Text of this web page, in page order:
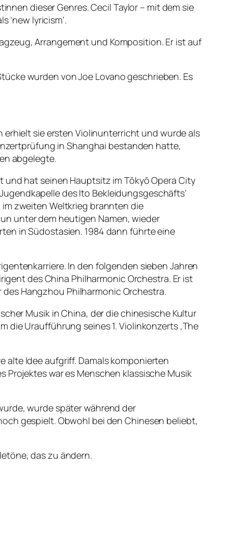
dieser Genres. Cecil Taylor – mit dem sie
’new lyricism‘.
Arrangement und Komposition. Er ist auf
wurden von Joe Lovano geschrieben. Es
erhielt sie ersten Violinunterricht und wurde als
in Shanghai bestanden hatte,
abgelegte.
und hat seinen Hauptsitz im Tōkyō Opera City
des Ito Bekleidungsgeschäfts‘
zweiten Weltkrieg brannten die
unter dem heutigen Namen, wieder
in Südostasien. 1984 dann führte eine
In den folgenden sieben Jahren
des China Philharmonic Orchestra. Er ist
Hangzhou Philharmonic Orchestra.
Musik in China, der die chinesische Kultur
die Uraufführung seines 1. Violinkonzerts ‚The
alte Idee aufgriff. Damals komponierten
war es Menschen klassische Musik
wurde später während der
gespielt. Obwohl bei den Chinesen beliebt,
das zu ändern.